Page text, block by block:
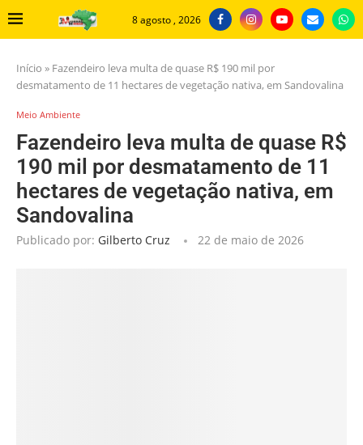
8 agosto , 2026
Início » Fazendeiro leva multa de quase R$ 190 mil por
desmatamento de 11 hectares de vegetação nativa, em Sandovalina
Meio Ambiente
Fazendeiro leva multa de quase R$
190 mil por desmatamento de 11
hectares de vegetação nativa, em
Sandovalina
Publicado por: Gilberto Cruz 22 de maio de 2026